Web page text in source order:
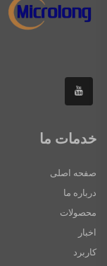
خدمات ما
صفحه اصلی
درباره ما
محصولات
اخبار
کاربرد